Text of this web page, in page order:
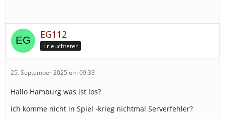
EG112
Erleuchteter
25. September 2025 um 09:33
Hallo Hamburg was ist los?
Ich komme nicht in Spiel -krieg nichtmal Serverfehler?